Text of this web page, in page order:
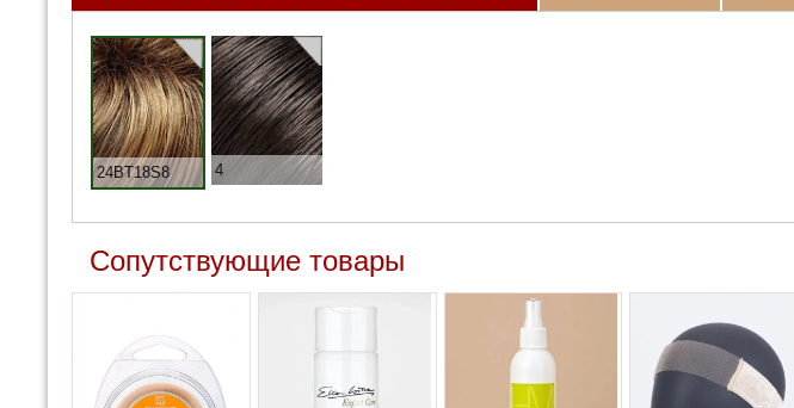
24BT18S8 4
Сопутствующие товары